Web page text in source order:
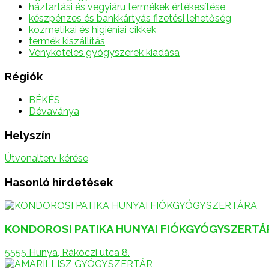
háztartási és vegyiáru termékek értékesítése
készpénzes és bankkártyás fizetési lehetőség
kozmetikai és higiéniai cikkek
termék kiszállítás
Vényköteles gyógyszerek kiadása
Régiók
BÉKÉS
Dévaványa
Helyszín
Útvonalterv kérése
Hasonló hirdetések
KONDOROSI PATIKA HUNYAI
5555 Hunya, Rákóczi utca 8.